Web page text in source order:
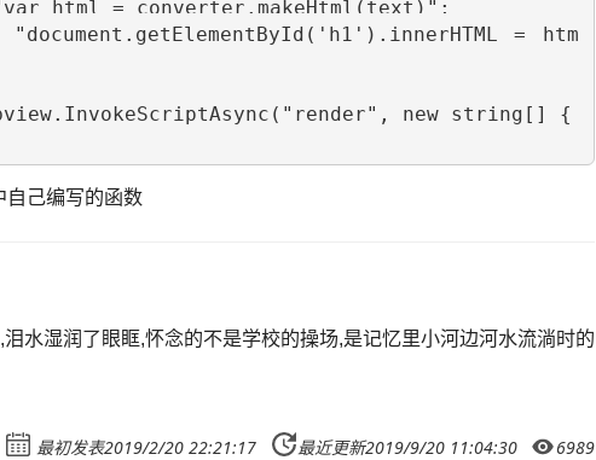
自己编写的函数
水湿润了眼眶,怀念的不是学校的操场,是记忆里小河边河水流淌时的
最初发表2019/2/20 22:21:17 最近更新2019/9/20 11:04:30 6989